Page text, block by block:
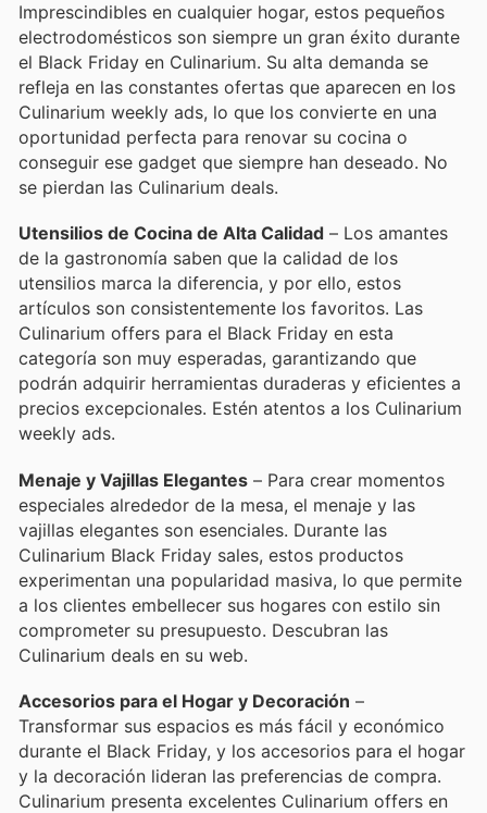
Imprescindibles en cualquier hogar, estos pequeños
electrodomésticos son siempre un gran éxito durante
el Black Friday en Culinarium. Su alta demanda se
refleja en las constantes ofertas que aparecen en los
Culinarium weekly ads, lo que los convierte en una
oportunidad perfecta para renovar su cocina o
conseguir ese gadget que siempre han deseado. No
se pierdan las Culinarium deals.
Utensilios de Cocina de Alta Calidad – Los amantes
de la gastronomía saben que la calidad de los
utensilios marca la diferencia, y por ello, estos
artículos son consistentemente los favoritos. Las
Culinarium offers para el Black Friday en esta
categoría son muy esperadas, garantizando que
podrán adquirir herramientas duraderas y eficientes a
precios excepcionales. Estén atentos a los Culinarium
weekly ads.
Menaje y Vajillas Elegantes – Para crear momentos
especiales alrededor de la mesa, el menaje y las
vajillas elegantes son esenciales. Durante las
Culinarium Black Friday sales, estos productos
experimentan una popularidad masiva, lo que permite
a los clientes embellecer sus hogares con estilo sin
comprometer su presupuesto. Descubran las
Culinarium deals en su web.
Accesorios para el Hogar y Decoración –
Transformar sus espacios es más fácil y económico
durante el Black Friday, y los accesorios para el hogar
y la decoración lideran las preferencias de compra.
Culinarium presenta excelentes Culinarium offers en